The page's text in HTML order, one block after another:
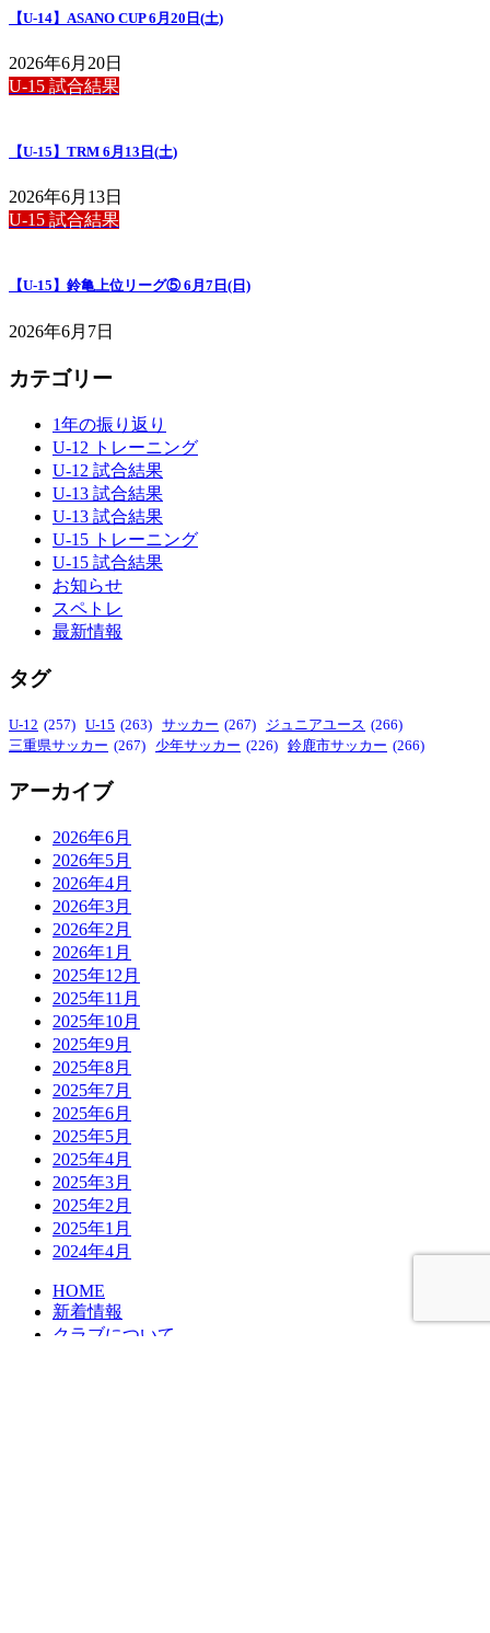
【U-14】ASANO CUP 6月20日(土)
2026年6月20日
U-15 試合結果
【U-15】TRM 6月13日(土)
2026年6月13日
U-15 試合結果
【U-15】鈴亀上位リーグ⑤ 6月7日(日)
2026年6月7日
カテゴリー
1年の振り返り
U-12 トレーニング
U-12 試合結果
U-13 試合結果
U-13 試合結果
U-15 トレーニング
U-15 試合結果
お知らせ
スペトレ
最新情報
タグ
U-12 (257) U-15 (263) サッカー (267) ジュニアユース (266)
三重県サッカー (267) 少年サッカー (226) 鈴鹿市サッカー (266)
アーカイブ
2026年6月
2026年5月
2026年4月
2026年3月
2026年2月
2026年1月
2025年12月
2025年11月
2025年10月
2025年9月
2025年8月
2025年7月
2025年6月
2025年5月
2025年4月
2025年3月
2025年2月
2025年1月
2024年4月
HOME
新着情報
クラブについて